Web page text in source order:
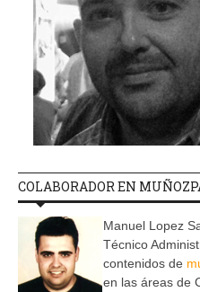
COLABORADOR EN
Manuel Lopez
Técnico
contenidos de
en las áreas de